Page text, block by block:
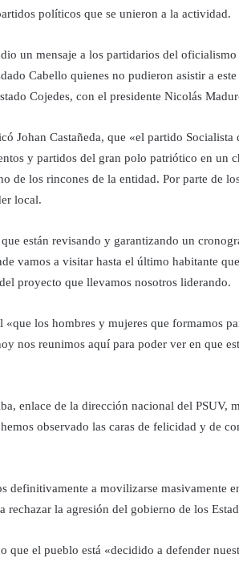
políticos que se unieron a la actividad.
un mensaje a los partidarios del
Cabello quienes no pudieron asistir a
Cojedes, con el presidente Nicolás
Johan Castañeda, que «el partido
y partidos del gran polo patriótico en un
de los rincones de la entidad. Por parte de
local.
están revisando y garantizando un
vamos a visitar hasta el último habitante
proyecto que llevamos nosotros liderando.
los hombres y mujeres que formamos
nos reunimos aquí para poder ver en que
enlace de la dirección nacional del PSUV,
observado las caras de felicidad y de
definitivamente a movilizarse masivamente
rechazar la agresión del gobierno de los
que el pueblo está «decidido a defender